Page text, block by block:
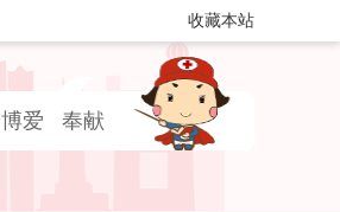
收藏本站
博爱 奉献